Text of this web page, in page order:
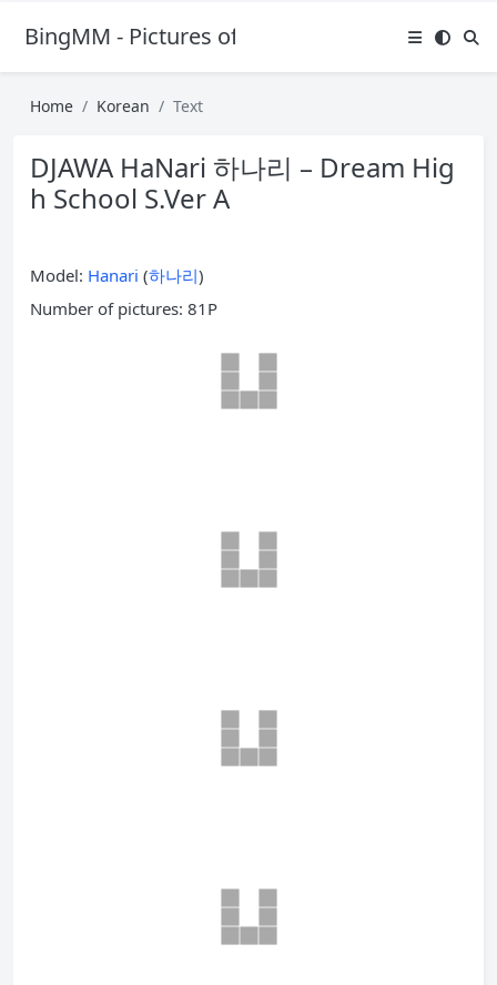
BingMM - Pictures of Sexy Girl
Home Korean Text
DJAWA HaNari 하나리 – Dream Hig
h School S.Ver A
Model: Hanari (하나리)
Number of pictures: 81P